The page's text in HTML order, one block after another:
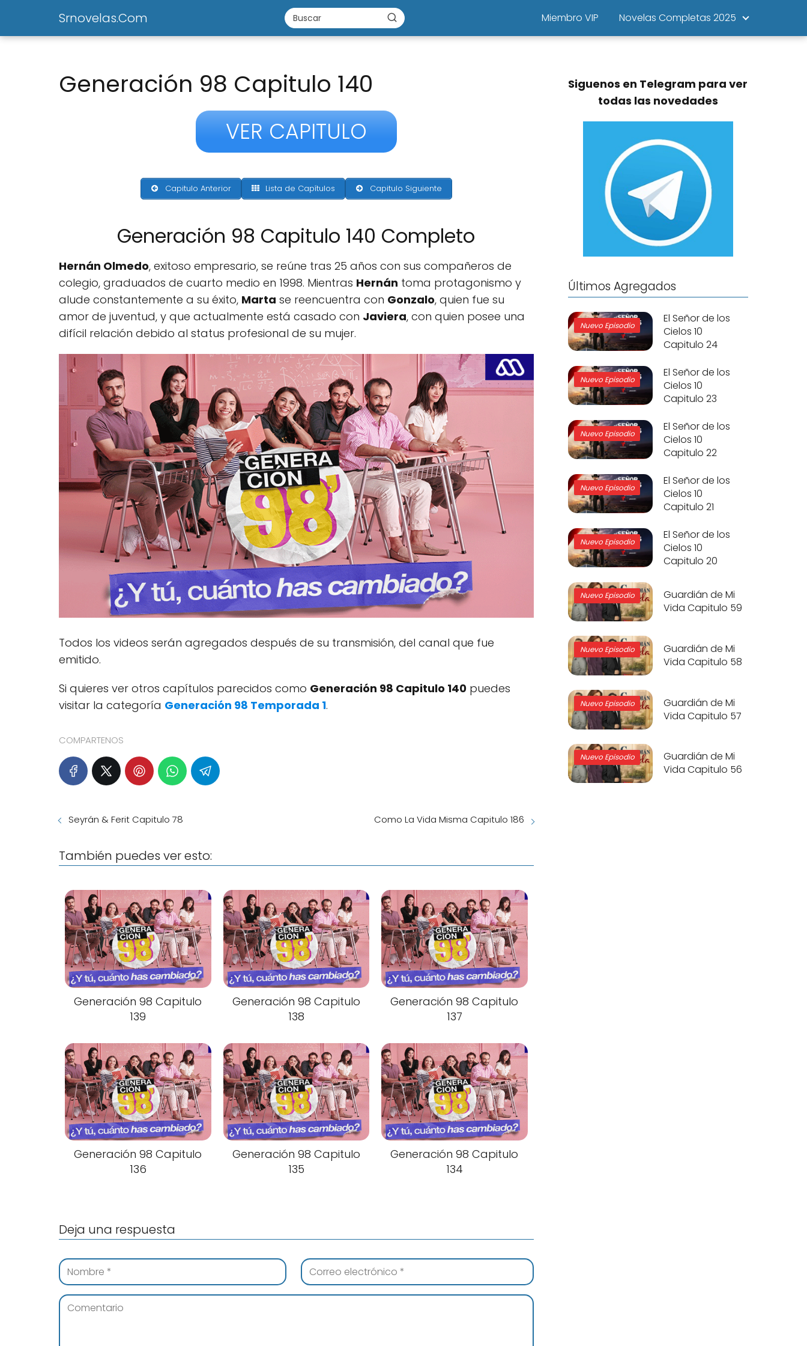
Srnovelas.Com Miembro VIP Novelas Completas 2025
Generación 98 Capitulo 140
VER CAPITULO
Capitulo Anterior Lista de Capítulos Capitulo Siguiente
Generación 98 Capitulo 140 Completo
Hernán Olmedo, exitoso empresario, se reúne tras 25 años con sus compañeros de
colegio, graduados de cuarto medio en 1998. Mientras Hernán toma protagonismo y
alude constantemente a su éxito, Marta se reencuentra con Gonzalo, quien fue su
amor de juventud, y que actualmente está casado con Javiera, con quien posee una
difícil relación debido al status profesional de su mujer.
Todos los videos serán agregados después de su transmisión, del canal que fue
emitido.
Si quieres ver otros capítulos parecidos como Generación 98 Capitulo 140 puedes
visitar la categoría Generación 98 Temporada 1.
COMPARTENOS
Seyrán & Ferit Capitulo 78 Como La Vida Misma Capitulo 186
También puedes ver esto:
Generación 98 Capitulo
139
Generación 98 Capitulo
138
Generación 98 Capitulo
137
Generación 98 Capitulo
136
Generación 98 Capitulo
135
Generación 98 Capitulo
134
Deja una respuesta
Siguenos en Telegram para ver
todas las novedades
Últimos Agregados
Nuevo Episodio
El Señor de los
Cielos 10
Capitulo 24
Nuevo Episodio
El Señor de los
Cielos 10
Capitulo 23
Nuevo Episodio
El Señor de los
Cielos 10
Capitulo 22
Nuevo Episodio
El Señor de los
Cielos 10
Capitulo 21
Nuevo Episodio
El Señor de los
Cielos 10
Capitulo 20
Nuevo Episodio
Guardián de Mi
Vida Capitulo 59
Nuevo Episodio
Guardián de Mi
Vida Capitulo 58
Nuevo Episodio
Guardián de Mi
Vida Capitulo 57
Nuevo Episodio
Guardián de Mi
Vida Capitulo 56